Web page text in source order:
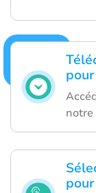
notre